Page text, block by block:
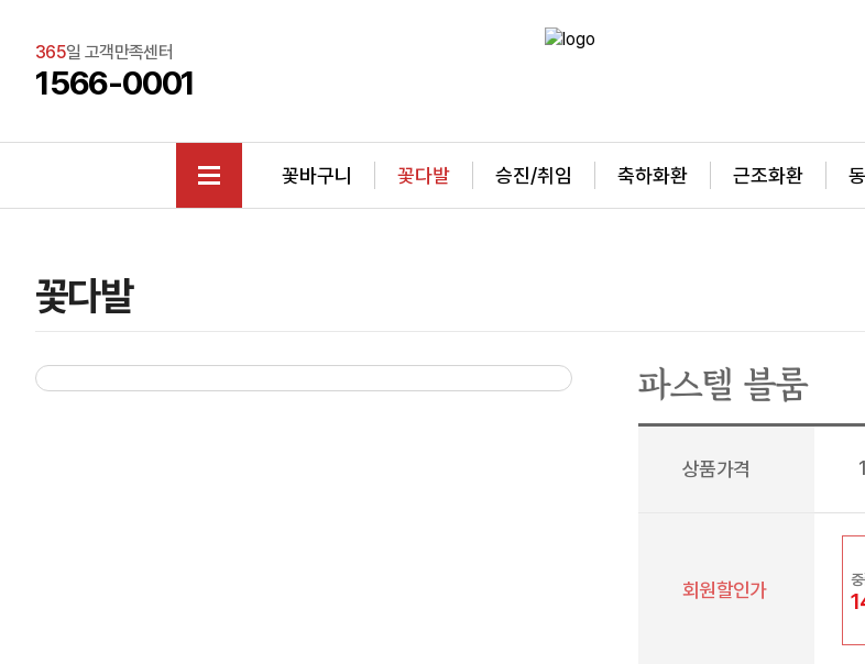
365일 고객만족센터
1566-0001
꽃바구니 꽃다발 승진/취임 축하화환 근조화환
꽃다발
파스텔 블룸
상품가격
회원할인가